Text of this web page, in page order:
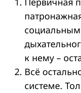
к нему –
Всё
системе.